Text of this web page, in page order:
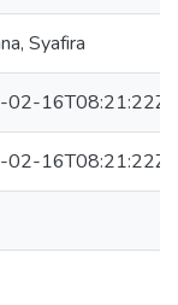
Syafira
16T08:21:22Z
16T08:21:22Z